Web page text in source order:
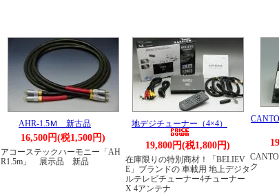
AHR-1.5Ｍ 新古品
16,500円(税1,500円)
アコーステックハーモニー「AH
R1.5m」 展示品 新品
地デジチューナー（4×4）
19,800円(税1,800円)
在庫限りの特別商材！「BELIEV
E」ブランドの 車載用 地上デジタ
ルテレビチューナー4チューナー
X 4アンテナ
ク